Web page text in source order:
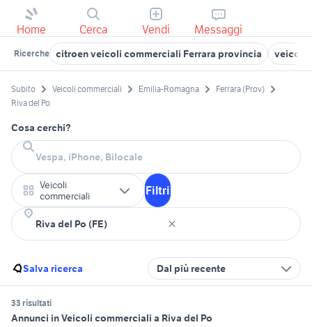
Home Cerca Vendi Messaggi
Ricerche citroen veicoli commerciali Ferrara provincia veicoli
Subito Veicoli commerciali Emilia-Romagna
Ferrara (Prov)
Riva del Po
Cosa cerchi?
Veicoli
commerciali
Filtri
Salva ricerca Dal più recente
33 risultati
Annunci in Veicoli commerciali a Riva del Po